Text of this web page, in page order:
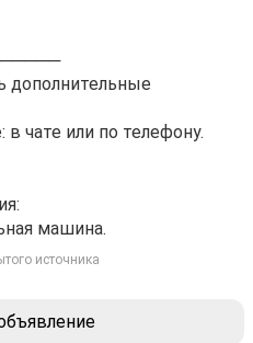
дополнительные
чате или по телефону.
машина.
источника